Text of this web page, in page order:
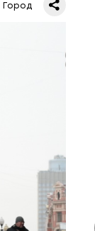
Город
в